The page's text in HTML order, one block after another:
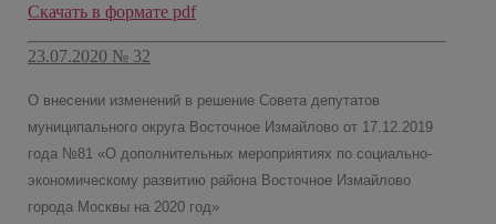
Скачать в формате pdf
23.07.2020 № 32
О внесении изменений в решение Совета депутатов
муниципального округа Восточное Измайлово от 17.12.2019
года №81 «О дополнительных мероприятиях по социально-
экономическому развитию района Восточное Измайлово
города Москвы на 2020 год»